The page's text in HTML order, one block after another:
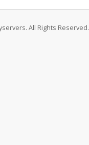
All Rights Reserved.